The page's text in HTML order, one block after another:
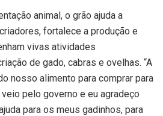
animal, o grão ajuda a
fortalece a produção e
vivas atividades
de gado, cabras e ovelhas. “A
nosso alimento para comprar para
pelo governo e eu agradeço
para os meus gadinhos, para